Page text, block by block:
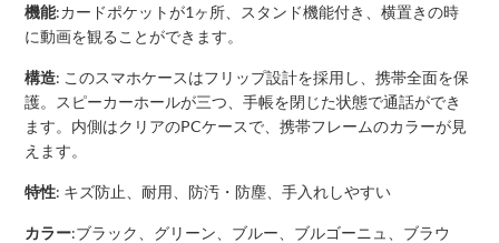
機能:カードポケットが1ヶ所、スタンド機能付き、横置きの時
に動画を観ることができます。
構造: このスマホケースはフリップ設計を採用し、携帯全面を保
護。スピーカーホールが三つ、手帳を閉じた状態で通話ができ
ます。内側はクリアのPCケースで、携帯フレームのカラーが見
えます。
特性: キズ防止、耐用、防汚・防塵、手入れしやすい
カラー:ブラック、グリーン、ブルー、ブルゴーニュ、ブラウ